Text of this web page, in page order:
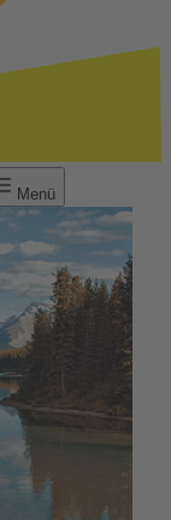
Menü